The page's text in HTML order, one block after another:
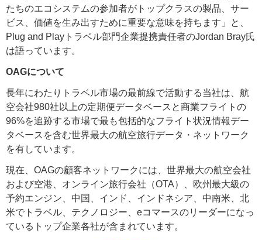
たちのエコシステムの参加者がトップクラスの製品、サー
ビス、価値を生み出すために重要な意味を持ちます」と、
Plug and Playトラベル部門企業提携責任者のJordan Bray氏
は語っています。
OAGについて
長年にわたりトラベル市場の最前線で活動する当社は、航
空会社980社以上の定期便データベースと商業フライトの
96%を追跡する市場で最も包括的なフライト状況情報デー
タベースを含む世界最大の航空旅行データ・ネットワーク
を有しています。
現在、OAGの顧客ネットワークには、世界最大の航空会社
および空港、オンライン旅行会社（OTA）、欧州最大級の
予約エンジン、中国、インド、インドネシア、中南米、北
米でトラベル、テクノロジー、eコマースのリーダーになっ
ているトップ企業各社が含まれています。